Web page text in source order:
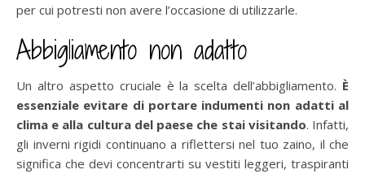
per cui potresti non avere l’occasione di utilizzarle.
Abbigliamento non adatto
Un altro aspetto cruciale è la scelta dell’abbigliamento. È
essenziale evitare di portare indumenti non adatti al
clima e alla cultura del paese che stai visitando. Infatti,
gli inverni rigidi continuano a riflettersi nel tuo zaino, il che
significa che devi concentrarti su vestiti leggeri, traspiranti